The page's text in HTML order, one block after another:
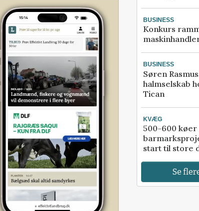
BUSINESS
Konkurs
BUSINESS
Søren
halmselskab
Tican
KVÆG
500-600
start til store
Se